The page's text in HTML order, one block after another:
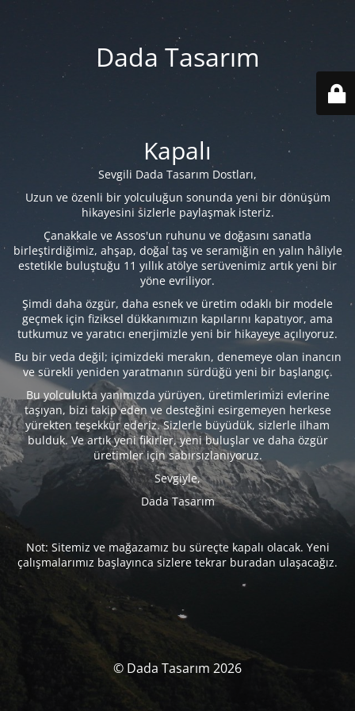
Dada Tasarım
Kapalı
Sevgili Dada Tasarım Dostları,
Uzun ve özenli bir yolculuğun sonunda yeni bir dönüşüm
hikayesini sizlerle paylaşmak isteriz.
Çanakkale ve Assos'un ruhunu ve doğasını sanatla
birleştirdiğimiz, ahşap, doğal taş ve seramiğin en yalın hâliyle
estetikle buluştuğu 11 yıllık atölye serüvenimiz artık yeni bir
yöne evriliyor.
Şimdi daha özgür, daha esnek ve üretim odaklı bir modele
geçmek için fiziksel dükkanımızın kapılarını kapatıyor, ama
tutkumuz ve yaratıcı enerjimizle yeni bir hikayeye açılıyoruz.
Bu bir veda değil; içimizdeki merakın, denemeye olan inancın
ve sürekli yeniden yaratmanın sürdüğü yeni bir başlangıç.
Bu yolculukta yanımızda yürüyen, üretimlerimizi evlerine
taşıyan, bizi takip eden ve desteğini esirgemeyen herkese
yürekten teşekkür ederiz. Sizlerle büyüdük, sizlerle ilham
bulduk. Ve artık yeni fikirler, yeni buluşlar ve daha özgür
üretimler için sabırsızlanıyoruz.
Sevgiyle,
Dada Tasarım
Not: Sitemiz ve mağazamız bu süreçte kapalı olacak. Yeni
çalışmalarımız başlayınca sizlere tekrar buradan ulaşacağız.
© Dada Tasarım 2026